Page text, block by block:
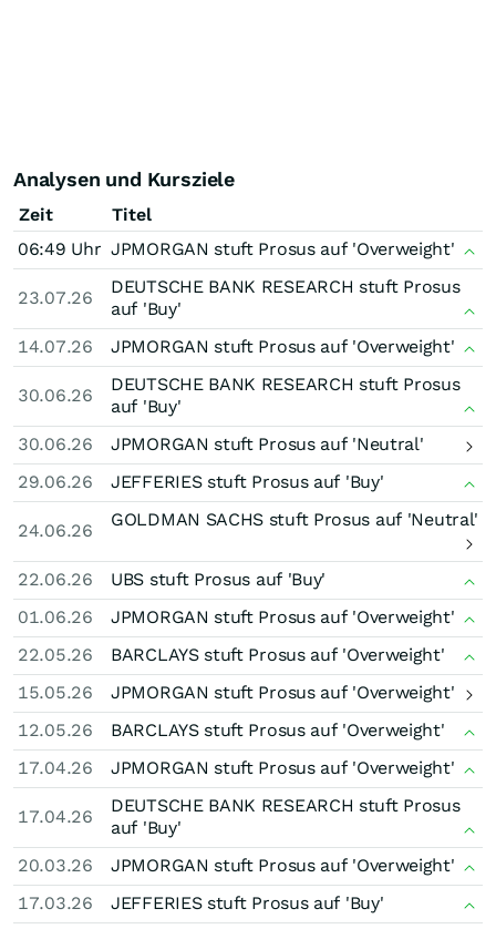
Analysen und Kursziele
Zeit
Titel
06:49 Uhr JPMORGAN stuft Prosus auf 'Overweight'
23.07.26
DEUTSCHE BANK RESEARCH stuft Prosus
auf 'Buy'
14.07.26
JPMORGAN stuft Prosus auf 'Overweight'
30.06.26
DEUTSCHE BANK RESEARCH stuft Prosus
auf 'Buy'
30.06.26
JPMORGAN stuft Prosus auf 'Neutral'
29.06.26
JEFFERIES stuft Prosus auf 'Buy'
24.06.26
GOLDMAN SACHS stuft Prosus auf 'Neutral'
22.06.26
UBS stuft Prosus auf 'Buy'
01.06.26
JPMORGAN stuft Prosus auf 'Overweight'
22.05.26
BARCLAYS stuft Prosus auf 'Overweight'
15.05.26
JPMORGAN stuft Prosus auf 'Overweight'
12.05.26
BARCLAYS stuft Prosus auf 'Overweight'
17.04.26
JPMORGAN stuft Prosus auf 'Overweight'
17.04.26
DEUTSCHE BANK RESEARCH stuft Prosus
auf 'Buy'
20.03.26
JPMORGAN stuft Prosus auf 'Overweight'
17.03.26
JEFFERIES stuft Prosus auf 'Buy'